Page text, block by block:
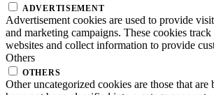
ADVERTISEMENT
Advertisement cookies are used to provide
and marketing campaigns. These cookies track
websites and collect information to provide
Others
OTHERS
Other uncategorized cookies are those that are